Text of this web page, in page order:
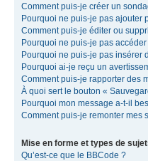
Comment puis-je créer un
Pourquoi ne puis-je pas ajouter
Comment puis-je éditer ou
Pourquoi ne puis-je pas
Pourquoi ne puis-je pas insérer
Pourquoi ai-je reçu un
Comment puis-je rapporter des
À quoi sert le bouton «
Pourquoi mon message a-t-il
Comment puis-je remonter mes
Mise en forme et types de
Qu’est-ce que le BBCode ?